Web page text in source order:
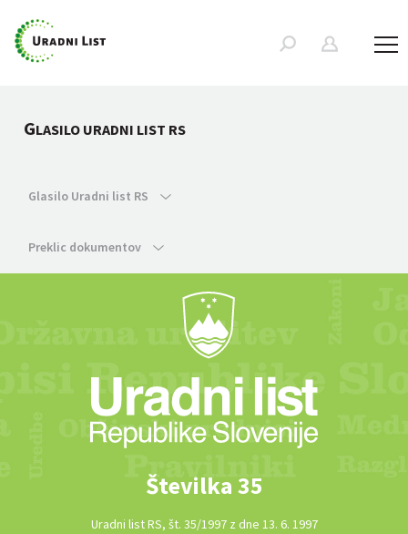
GLASILO URADNI LIST RS
Glasilo Uradni list RS
Preklic dokumentov
Številka 35
Uradni list RS, št. 35/1997 z dne 13. 6. 1997